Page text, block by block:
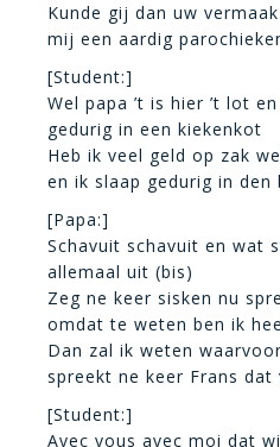
Kunde gij dan uw
mij een aardig
[Student:]
Wel papa ’t is hier ’t lot
gedurig in een kiekenkot
Heb ik veel geld op zak
en ik slaap gedurig in den
[Papa:]
Schavuit schavuit en wat
allemaal uit (bis)
Zeg ne keer sisken nu
omdat te weten ben ik
Dan zal ik weten
spreekt ne keer Frans dat
[Student:]
Avec vous avec moi dat